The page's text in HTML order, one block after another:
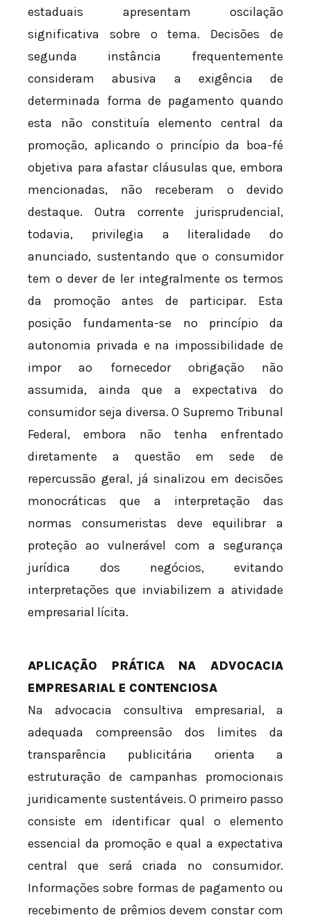
estaduais apresentam oscilação
significativa sobre o tema. Decisões de
segunda instância frequentemente
consideram abusiva a exigência de
determinada forma de pagamento quando
esta não constituía elemento central da
promoção, aplicando o princípio da boa-fé
objetiva para afastar cláusulas que, embora
mencionadas, não receberam o devido
destaque. Outra corrente jurisprudencial,
todavia, privilegia a literalidade do
anunciado, sustentando que o consumidor
tem o dever de ler integralmente os termos
da promoção antes de participar. Esta
posição fundamenta-se no princípio da
autonomia privada e na impossibilidade de
impor ao fornecedor obrigação não
assumida, ainda que a expectativa do
consumidor seja diversa. O Supremo Tribunal
Federal, embora não tenha enfrentado
diretamente a questão em sede de
repercussão geral, já sinalizou em decisões
monocráticas que a interpretação das
normas consumeristas deve equilibrar a
proteção ao vulnerável com a segurança
jurídica dos negócios, evitando
interpretações que inviabilizem a atividade
empresarial lícita.
APLICAÇÃO PRÁTICA NA ADVOCACIA
EMPRESARIAL E CONTENCIOSA
Na advocacia consultiva empresarial, a
adequada compreensão dos limites da
transparência publicitária orienta a
estruturação de campanhas promocionais
juridicamente sustentáveis. O primeiro passo
consiste em identificar qual o elemento
essencial da promoção e qual a expectativa
central que será criada no consumidor.
Informações sobre formas de pagamento ou
recebimento de prêmios devem constar com